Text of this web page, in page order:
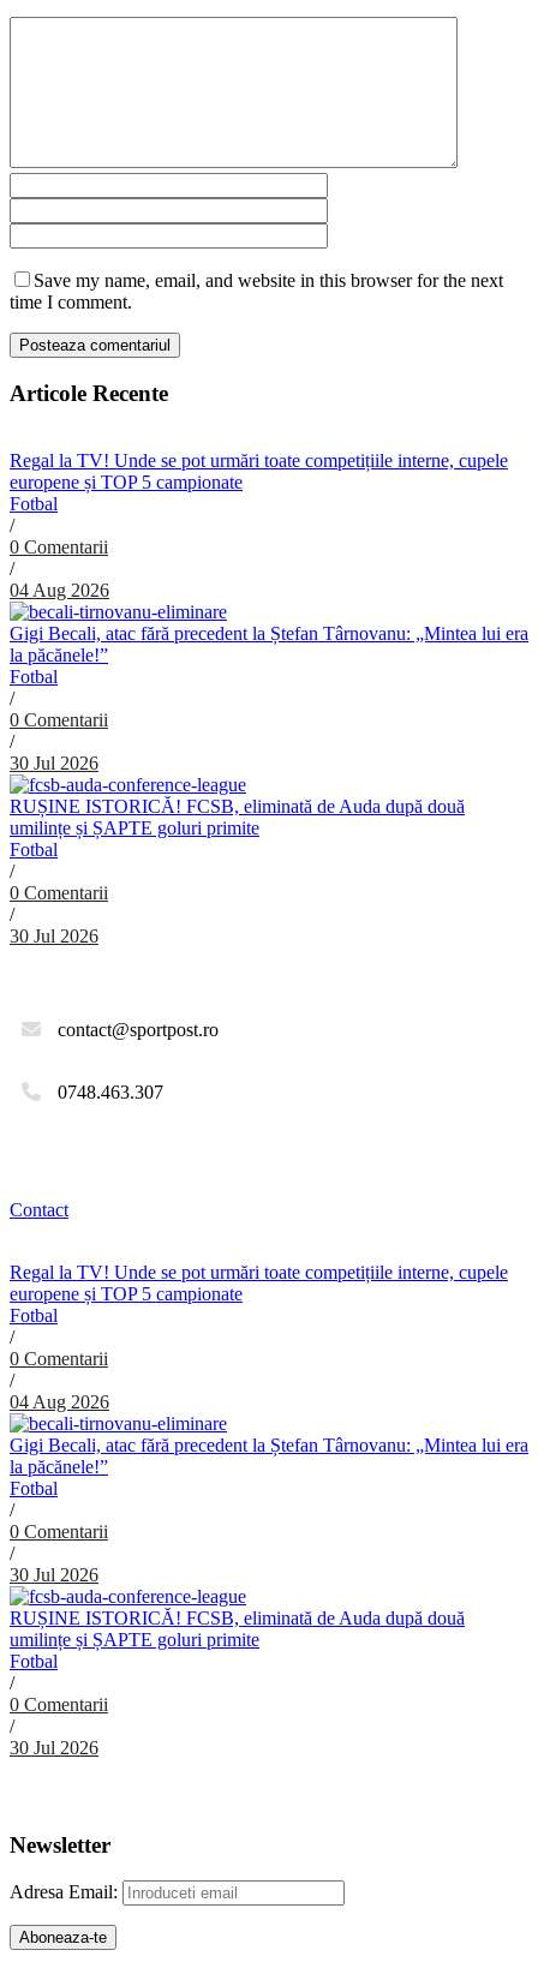
Save my name, email, and website in this browser for the next
time I comment.
Articole Recente
Regal la TV! Unde se pot urmări toate competițiile interne, cupele
europene și TOP 5 campionate
Fotbal
/
0 Comentarii
/
04 Aug 2026
Gigi Becali, atac fără precedent la Ștefan Târnovanu: „Mintea lui era
la păcănele!”
Fotbal
/
0 Comentarii
/
30 Jul 2026
RUȘINE ISTORICĂ! FCSB, eliminată de Auda după două
umilințe și ȘAPTE goluri primite
Fotbal
/
0 Comentarii
/
30 Jul 2026
contact@sportpost.ro
0748.463.307
Contact
Regal la TV! Unde se pot urmări toate competițiile interne, cupele
europene și TOP 5 campionate
Fotbal
/
0 Comentarii
/
04 Aug 2026
Gigi Becali, atac fără precedent la Ștefan Târnovanu: „Mintea lui era
la păcănele!”
Fotbal
/
0 Comentarii
/
30 Jul 2026
RUȘINE ISTORICĂ! FCSB, eliminată de Auda după două
umilințe și ȘAPTE goluri primite
Fotbal
/
0 Comentarii
/
30 Jul 2026
Newsletter
Adresa Email: